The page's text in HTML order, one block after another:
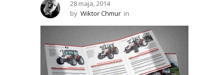
28 maja, 2014
by Wiktor Chmur in